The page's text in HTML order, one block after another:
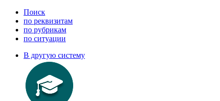
Поиск
по реквизитам
по рубрикам
по ситуации
В другую систему